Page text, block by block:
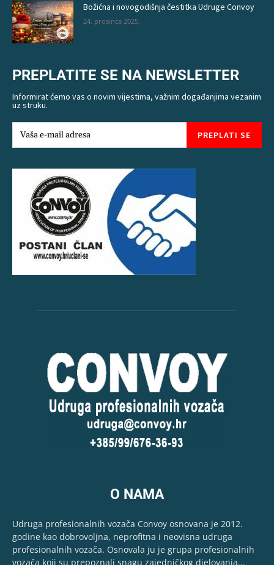
Božićna i novogodišnja čestitka Udruge Convoy
24. prosinca 2025.
PREPLATITE SE NA NEWSLETTER
Informirat ćemo vas o novim vijestima, važnim događanjima vezanim
uz struku.
PREPLATI SE
O NAMA
Udruga profesionalnih vozača Convoy osnovana je 2012.
godine kao dobrovoljna, neprofitna i neovisna udruga
profesionalnih vozača. Osnovala ju je grupa profesionalnih
vozača koji su prepoznali snagu zajedničkog djelovanja...